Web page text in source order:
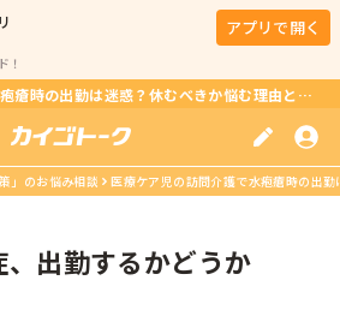
！
アプリで開く
医療ケア児の訪問介護で水疱瘡時の出勤は迷惑？休むべきか悩む理由とは？
」のお悩み相談 医療ケア児の訪問介護で水疱瘡時の出
出勤するかどうか